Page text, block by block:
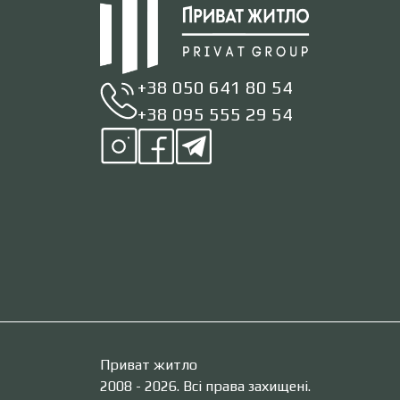
+38 050 641 80 54
+38 095 555 29 54
Приват житло
2008 - 2026. Всі права захищені.